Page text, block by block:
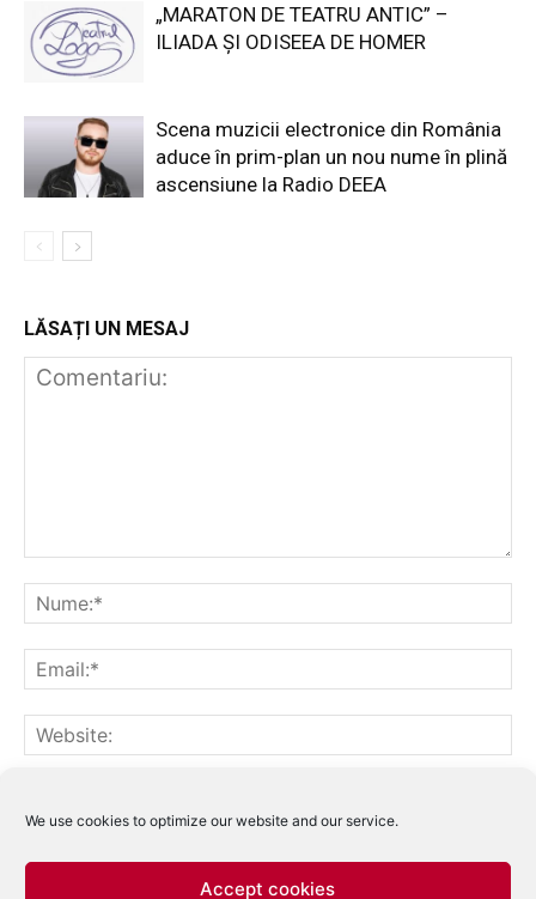
We use cookies to optimize our website and our service.
Accept cookies
„MARATON DE TEATRU ANTIC” –
ILIADA ȘI ODISEEA DE HOMER
Scena muzicii electronice din România
aduce în prim-plan un nou nume în plină
ascensiune la Radio DEEA
LĂSAȚI UN MESAJ
Notifică-mă prin email când sunt publicate articole noi.